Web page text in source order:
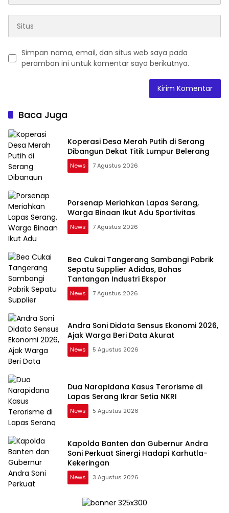
Simpan nama, email, dan situs web saya pada
peramban ini untuk komentar saya berikutnya.
Baca Juga
Koperasi Desa Merah Putih di Serang
Dibangun Dekat Titik Lumpur Belerang
News 7 Agustus 2026
Porsenap Meriahkan Lapas Serang,
Warga Binaan Ikut Adu Sportivitas
News 7 Agustus 2026
Bea Cukai Tangerang Sambangi Pabrik
Sepatu Supplier Adidas, Bahas
Tantangan Industri Ekspor
News 7 Agustus 2026
Andra Soni Didata Sensus Ekonomi 2026,
Ajak Warga Beri Data Akurat
News 5 Agustus 2026
Dua Narapidana Kasus Terorisme di
Lapas Serang Ikrar Setia NKRI
News 5 Agustus 2026
Kapolda Banten dan Gubernur Andra
Soni Perkuat Sinergi Hadapi Karhutla-
Kekeringan
News 3 Agustus 2026